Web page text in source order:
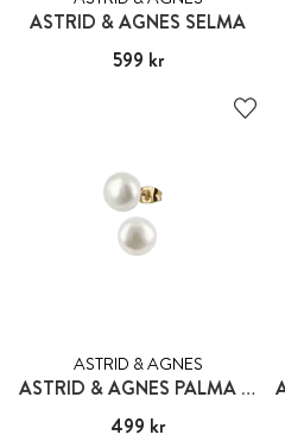
ASTRID & AGNES SELMA
Pris:599 kr
599 kr
ASTRID & AGNES
ASTRID & AGNES PALMA STUD 10MM
Pris:499 kr
499 kr